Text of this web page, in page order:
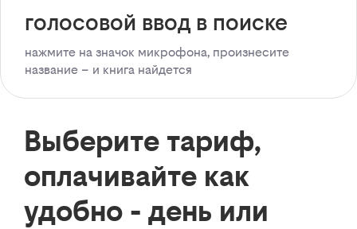
голосовой ввод в поиске
нажмите на значок микрофона, произнесите
название – и книга найдется
Выберите тариф,
оплачивайте как
удобно - день или